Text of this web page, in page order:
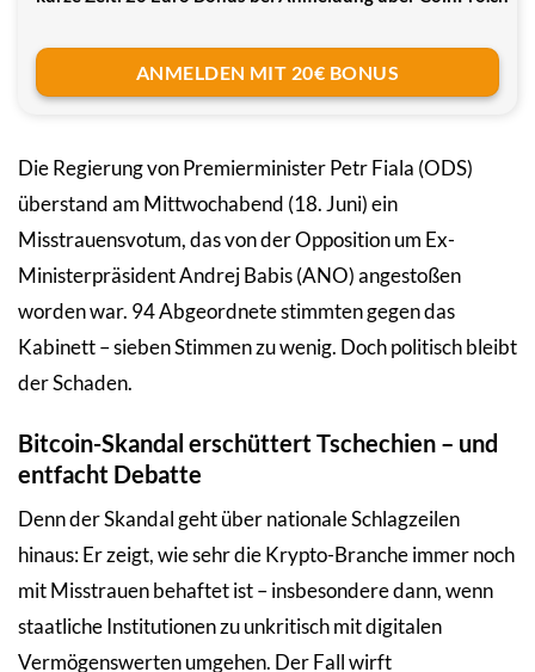
ANMELDEN MIT 20€ BONUS
Die Regierung von Premierminister Petr Fiala (ODS)
überstand am Mittwochabend (18. Juni) ein
Misstrauensvotum, das von der Opposition um Ex-
Ministerpräsident Andrej Babis (ANO) angestoßen
worden war. 94 Abgeordnete stimmten gegen das
Kabinett – sieben Stimmen zu wenig. Doch politisch bleibt
der Schaden.
Bitcoin-Skandal erschüttert Tschechien – und
entfacht Debatte
Denn der Skandal geht über nationale Schlagzeilen
hinaus: Er zeigt, wie sehr die Krypto-Branche immer noch
mit Misstrauen behaftet ist – insbesondere dann, wenn
staatliche Institutionen zu unkritisch mit digitalen
Vermögenswerten umgehen. Der Fall wirft